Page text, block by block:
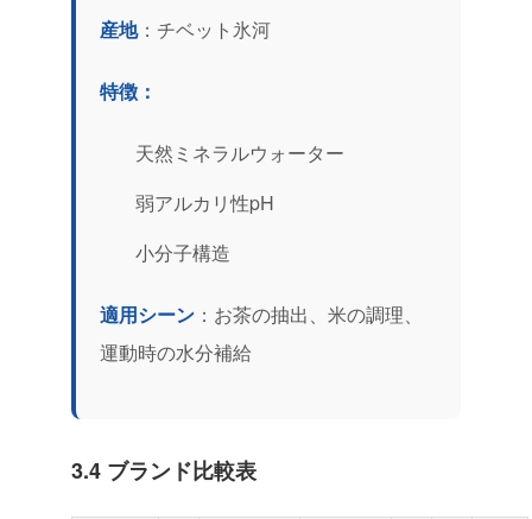
産地：チベット氷河
特徴：
天然ミネラルウォーター
弱アルカリ性pH
小分子構造
適用シーン ：お茶の抽出、米の調理、
運動時の水分補給
3.4 ブランド比較表